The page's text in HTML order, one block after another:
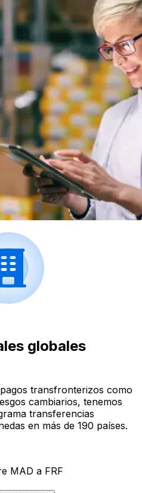
globales
transfronterizos como
cambiarios, tenemos
transferencias
en más de 190 países.
MAD a FRF